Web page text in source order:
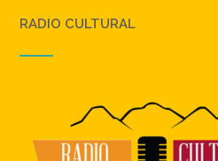
RADIO CULTURAL